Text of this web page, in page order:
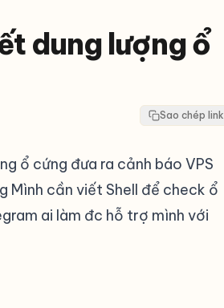
dung lượng ổ
Sao chép link
ổ cứng đưa ra cảnh báo VPS
Mình cần viết Shell để check ổ
ai làm đc hỗ trợ mình với